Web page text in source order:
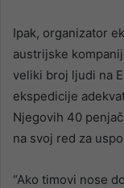
Ipak, organizator
austrijske
veliki broj ljudi na
ekspedicije
Njegovih 40
na svoj red za
“Ako timovi nose